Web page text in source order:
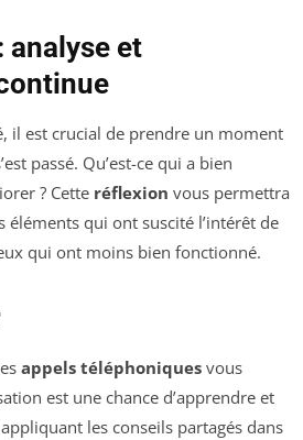
analyse et
il est crucial de prendre un moment
passé. Qu’est-ce qui a bien
? Cette réflexion vous permettra
éléments qui ont suscité l’intérêt de
qui ont moins bien fonctionné.
appels téléphoniques vous
est une chance d’apprendre et
les conseils partagés dans